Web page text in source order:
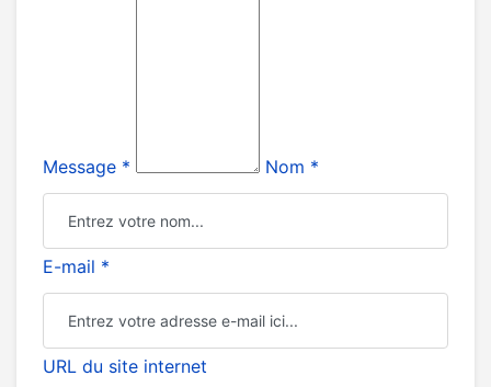
Message * Nom *
E-mail *
URL du site internet